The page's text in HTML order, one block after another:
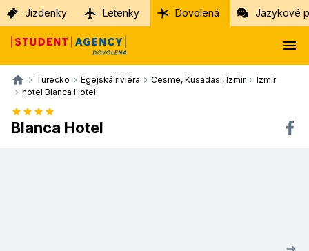
Jízdenky Letenky Dovolená Jazykové
Turecko Egejská riviéra Cesme, Kusadasi, Izmir
Izmir
hotel Blanca Hotel
Blanca Hotel